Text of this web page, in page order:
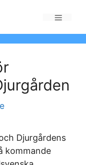
Djurgårdens
kommande